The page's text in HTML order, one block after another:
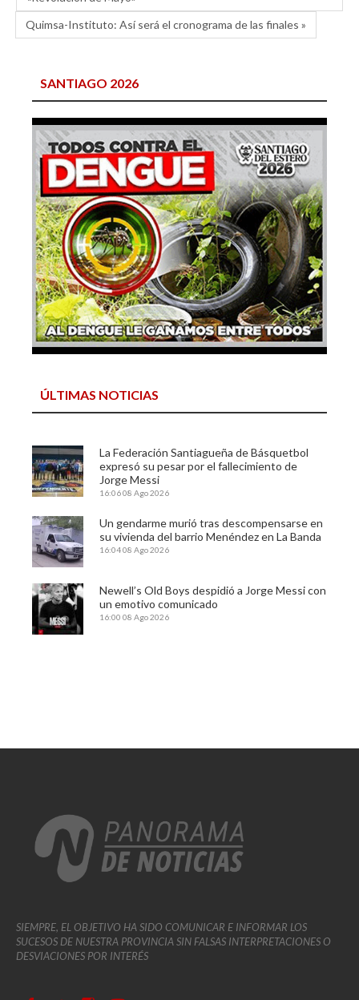
Quimsa-Instituto: Así será el cronograma de las finales »
SANTIAGO 2026
ÚLTIMAS NOTICIAS
La Federación Santiagueña de Básquetbol
expresó su pesar por el fallecimiento de
Jorge Messi
16:0608 Ago 2026
Un gendarme murió tras descompensarse en
su vivienda del barrio Menéndez en La Banda
16:0408 Ago 2026
Newell’s Old Boys despidió a Jorge Messi con
un emotivo comunicado
16:00 08 Ago 2026
SIEMPRE, EL OBJETIVO HA SIDO COMUNICAR E INFORMAR LOS
SUCESOS DE NUESTRA PROVINCIA SIN FALSAS INTERPRETACIONES O
DESVIACIONES POR INTERÉS